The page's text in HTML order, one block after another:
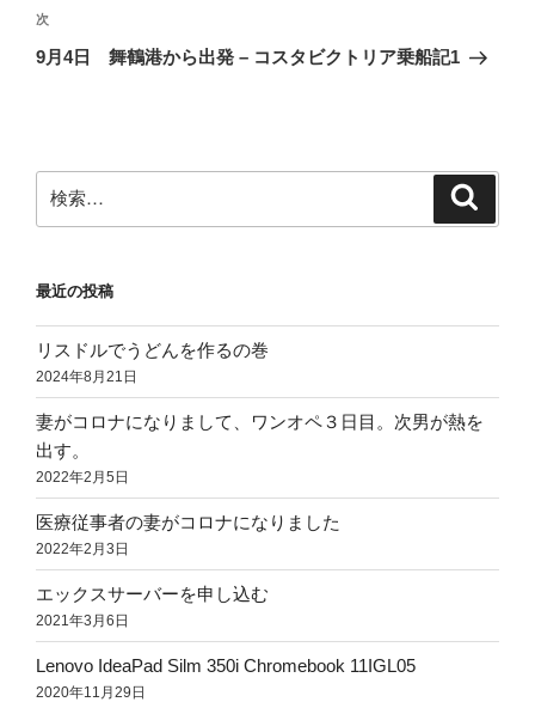
ビ
ゲ
ン
稿
次
の
次
9月4日 舞鶴港から出発 – コスタビクトリア乗船記1
索:
最近の投稿
リスドルでうどんを作るの巻
2024年8月21日
妻がコロナになりまして、ワンオペ３日目。次男が熱を
出す。
2022年2月5日
医療従事者の妻がコロナになりました
2022年2月3日
エックスサーバーを申し込む
2021年3月6日
Lenovo IdeaPad Silm 350i Chromebook 11IGL05
2020年11月29日